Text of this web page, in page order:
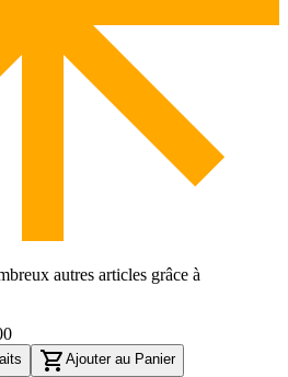
autres articles grâce à
shopping_cart Ajouter au Panier